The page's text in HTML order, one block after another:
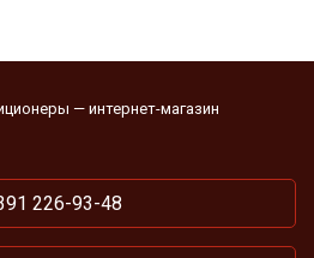
— интернет-магазин
226-93-48